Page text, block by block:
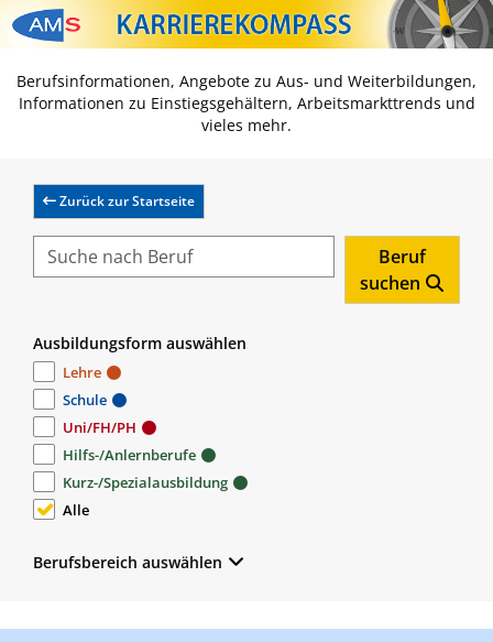
Zum Inhalt springen
Zum Navmenü springen
Zur Suche springen
Zur Footer springen
Berufsinformationen, Angebote zu Aus- und Weiterbildungen,
Informationen zu Einstiegsgehältern, Arbeitsmarkttrends und
vieles mehr.
Zurück zur Startseite
Beruf
suchen
Ausbildungsform auswählen
Lehre
Schule
Uni/FH/PH
Hilfs-/Anlernberufe
Kurz-/Spezialausbildung
Alle
Berufsbereich auswählen